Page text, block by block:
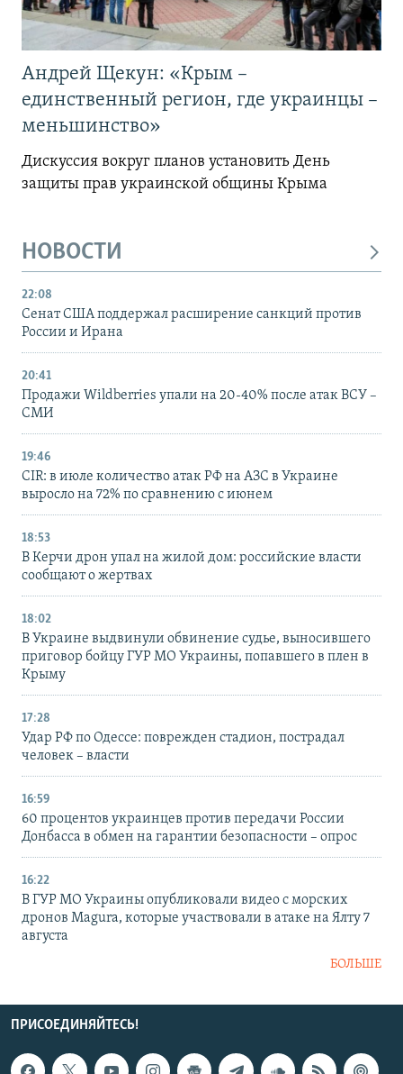
Андрей Щекун: «Крым –
единственный регион, где украинцы –
меньшинство»
Дискуссия вокруг планов установить День
защиты прав украинской общины Крыма
НОВОСТИ
22:08
Сенат США поддержал расширение санкций против
России и Ирана
20:41
Продажи Wildberries упали на 20-40% после атак ВСУ –
СМИ
19:46
CIR: в июле количество атак РФ на АЗС в Украине
выросло на 72% по сравнению с июнем
18:53
В Керчи дрон упал на жилой дом: российские власти
сообщают о жертвах
18:02
В Украине выдвинули обвинение судье, выносившего
приговор бойцу ГУР МО Украины, попавшего в плен в
Крыму
17:28
Удар РФ по Одессе: поврежден стадион, пострадал
человек – власти
16:59
60 процентов украинцев против передачи России
Донбасса в обмен на гарантии безопасности – опрос
16:22
В ГУР МО Украины опубликовали видео с морских
дронов Magura, которые участвовали в атаке на Ялту 7
августа
БОЛЬШЕ
ПРИСОЕДИНЯЙТЕСЬ!